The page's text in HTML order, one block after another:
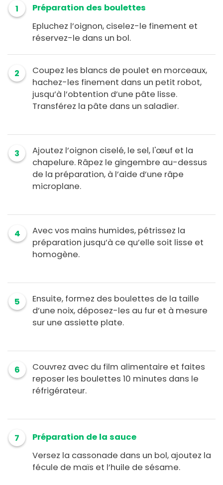
1
Préparation des boulettes
Epluchez l’oignon, ciselez-le finement et
réservez-le dans un bol.
2
Coupez les blancs de poulet en morceaux,
hachez-les finement dans un petit robot,
jusqu’à l’obtention d’une pâte lisse.
Transférez la pâte dans un saladier.
3
Ajoutez l’oignon ciselé, le sel, l'œuf et la
chapelure. Râpez le gingembre au-dessus
de la préparation, à l’aide d’une râpe
microplane.
4
Avec vos mains humides, pétrissez la
préparation jusqu’à ce qu’elle soit lisse et
homogène.
5
Ensuite, formez des boulettes de la taille
d’une noix, déposez-les au fur et à mesure
sur une assiette plate.
6
Couvrez avec du film alimentaire et faites
reposer les boulettes 10 minutes dans le
réfrigérateur.
7
Préparation de la sauce
Versez la cassonade dans un bol, ajoutez la
fécule de maïs et l’huile de sésame.